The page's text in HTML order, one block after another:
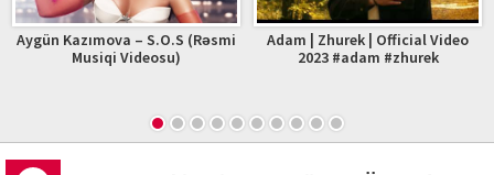
Aygün Kazımova – S.O.S (Rəsmi
Musiqi Videosu)
Adam | Zhurek | Official Video
2023 #adam #zhurek